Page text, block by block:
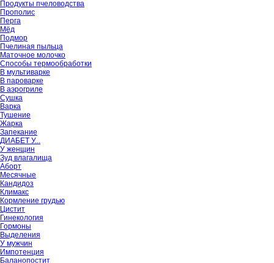
Продукты пчеловодства
Прополис
Перга
Мёд
Подмор
Пчелиная пыльца
Маточное молочко
Способы термообработки
В мультиварке
В пароварке
В аэрогриле
Сушка
Варка
Тушение
Жарка
Запекание
ДИАБЕТ У...
У женщин
Зуд влагалища
Аборт
Месячные
Кандидоз
Климакс
Кормление грудью
Цистит
Гинекология
Гормоны
Выделения
У мужчин
Импотенция
Баланопостит